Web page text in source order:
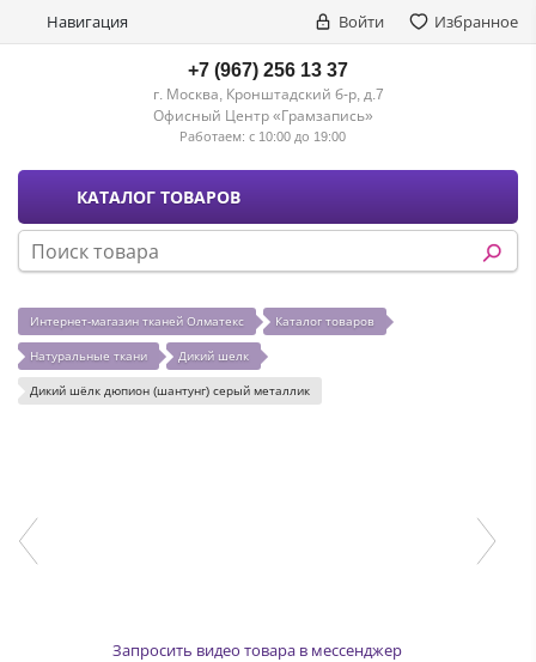
Навигация Войти Избранное
+7 (967) 256 13 37
г. Москва, Кронштадский б-р, д.7
Офисный Центр «Грамзапись»
Работаем: с 10:00 до 19:00
КАТАЛОГ ТОВАРОВ
Интернет-магазин тканей Олматекс Каталог товаров
Натуральные ткани Дикий шелк
Дикий шёлк дюпион (шантунг) серый металлик
Запросить видео товара в мессенджер